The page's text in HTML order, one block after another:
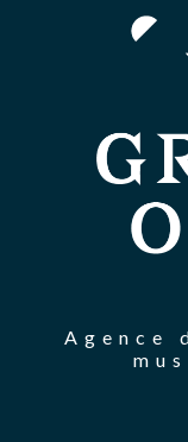
Agence